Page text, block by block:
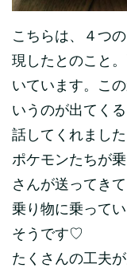
こちらは、４つ
現したとのこと
いています。こ
いうのが出てく
話してくれました
ポケモンたちが
さんが送ってき
乗り物に乗って
そうです♡
たくさんの工夫